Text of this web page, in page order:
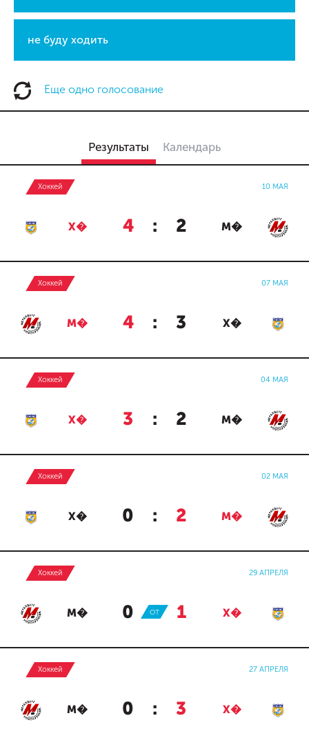
не буду ходить
Еще одно голосование
Результаты Календарь
Хоккей 10 МАЯ
Х� 4 : 2 М�
Хоккей 07 МАЯ
М� 4 : 3 Х�
Хоккей 04 МАЯ
Х� 3 : 2 М�
Хоккей 02 МАЯ
Х� 0 : 2 М�
Хоккей 29 АПРЕЛЯ
М� 0 : 1 Х�
ОТ
Хоккей 27 АПРЕЛЯ
М� 0 : 3 Х�